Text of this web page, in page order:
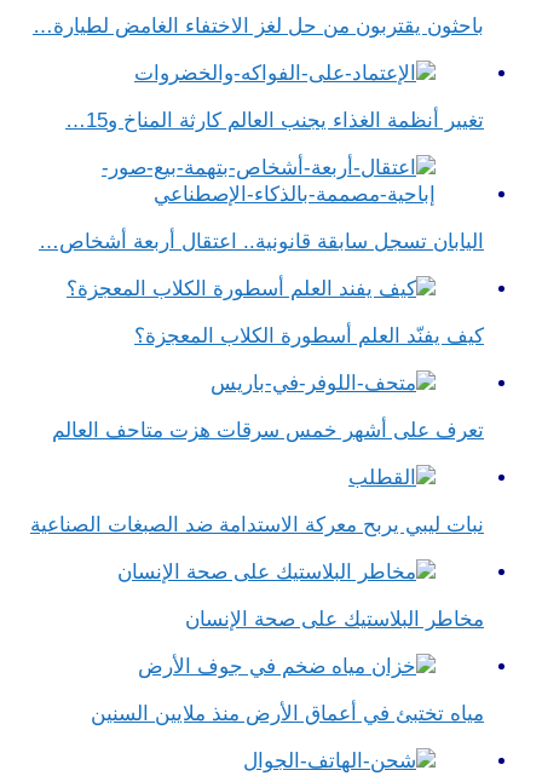
باحثون يقتربون من حل لغز الاختفاء الغامض لطيارة…
تغيير أنظمة الغذاء يجنب العالم كارثة المناخ و15…
اليابان تسجل سابقة قانونية.. اعتقال أربعة أشخاص…
كيف يفنّد العلم أسطورة الكلاب المعجزة؟
تعرف على أشهر خمس سرقات هزت متاحف العالم
نبات ليبي يربح معركة الاستدامة ضد الصبغات الصناعية
مخاطر البلاستيك على صحة الإنسان
مياه تختبئ في أعماق الأرض منذ ملايين السنين